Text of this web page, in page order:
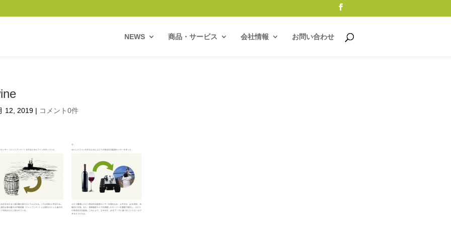
NEWS 商品・サービス 会社情報 お問い合わせ
12, 2019 | コメント0件